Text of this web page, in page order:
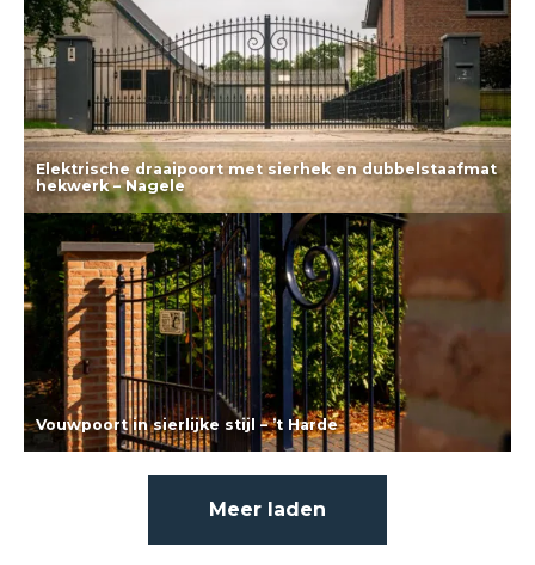
Lees meer
Elektrische draaipoort met sierhek en dubbelstaafmat
hekwerk – Nagele
Lees meer
Vouwpoort in sierlijke stijl – ’t Harde
Meer laden